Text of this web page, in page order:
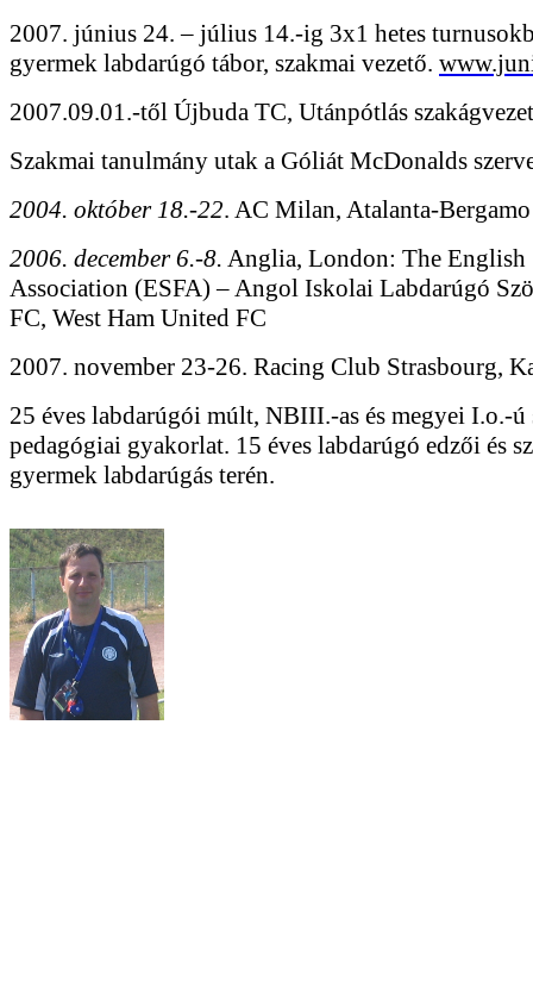
2007. június 24. – július 14.-ig 3x1 hetes
gyermek labdarúgó tábor, szakmai vezető.
2007.09.01.-től Újbuda TC, Utánpótlás
Szakmai tanulmány utak a Góliát McDonalds
2004. október 18.-22. AC Milan, Atalanta-Bergamo
2006. december 6.-8. Anglia, London: The English
Association (ESFA) – Angol Iskolai Labdarúgó
FC, West Ham United FC
2007. november 23-26. Racing Club Strasbourg,
25 éves labdarúgói múlt, NBIII.-as és megyei I.o.-ú
pedagógiai gyakorlat. 15 éves labdarúgó edzői és
gyermek labdarúgás terén.